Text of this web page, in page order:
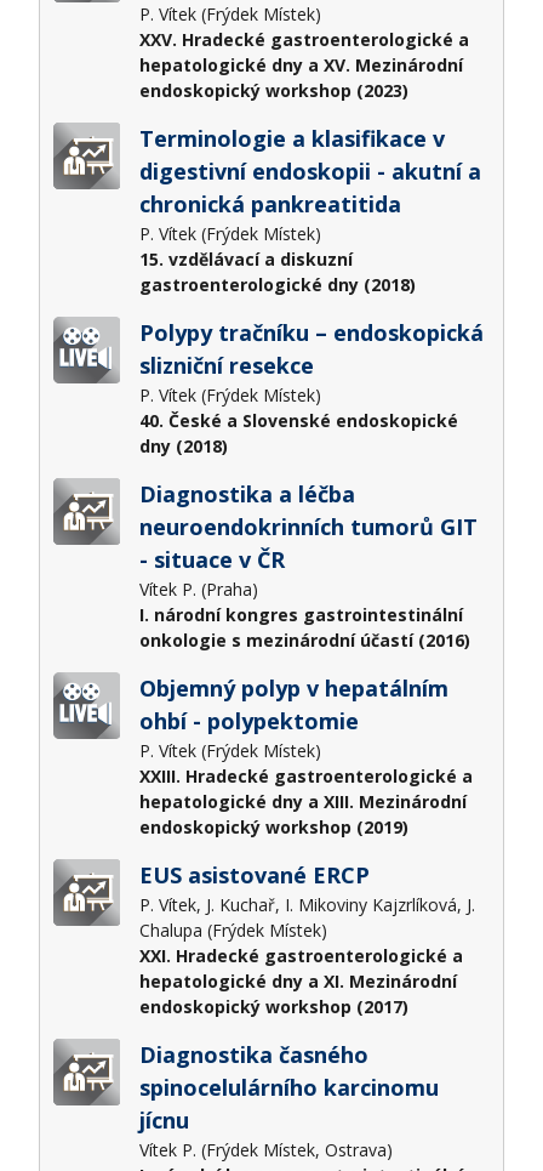
P. Vítek (Frýdek Místek)
XXV. Hradecké gastroenterologické a
hepatologické dny a XV. Mezinárodní
endoskopický workshop (2023)
Terminologie a klasifikace v
digestivní endoskopii - akutní a
chronická pankreatitida
P. Vítek (Frýdek Místek)
15. vzdělávací a diskuzní
gastroenterologické dny (2018)
Polypy tračníku – endoskopická
slizniční resekce
P. Vítek (Frýdek Místek)
40. České a Slovenské endoskopické
dny (2018)
Diagnostika a léčba
neuroendokrinních tumorů GIT
- situace v ČR
Vítek P. (Praha)
I. národní kongres gastrointestinální
onkologie s mezinárodní účastí (2016)
Objemný polyp v hepatálním
ohbí - polypektomie
P. Vítek (Frýdek Místek)
XXIII. Hradecké gastroenterologické a
hepatologické dny a XIII. Mezinárodní
endoskopický workshop (2019)
EUS asistované ERCP
P. Vítek, J. Kuchař, I. Mikoviny Kajzrlíková, J.
Chalupa (Frýdek Místek)
XXI. Hradecké gastroenterologické a
hepatologické dny a XI. Mezinárodní
endoskopický workshop (2017)
Diagnostika časného
spinocelulárního karcinomu
jícnu
Vítek P. (Frýdek Místek, Ostrava)